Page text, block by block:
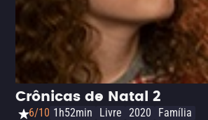
Crônicas de Natal 2
6/10 1h52min Livre 2020
Família